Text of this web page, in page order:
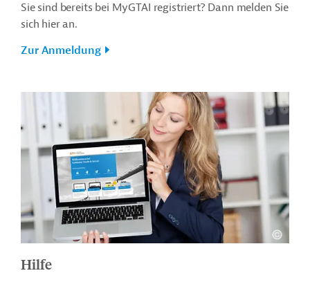
Sie sind bereits bei MyGTAI registriert? Dann melden Sie
sich hier an.
Zur Anmeldung
Hilfe